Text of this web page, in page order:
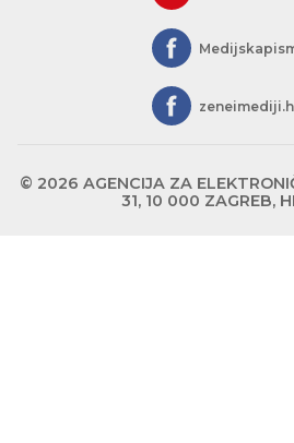
© 2026 AGENCIJA ZA
31, 10 000 ZAGREB,